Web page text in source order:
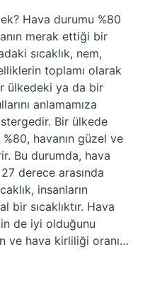
Hava durumu %80
merak ettiği bir
sıcaklık, nem,
toplamı olarak
ülkedeki ya da bir
anlamamıza
Bir ülkede
havanın güzel ve
Bu durumda, hava
derece arasında
insanların
bir sıcaklıktır. Hava
de iyi olduğunu
ve hava kirliliği oranı…